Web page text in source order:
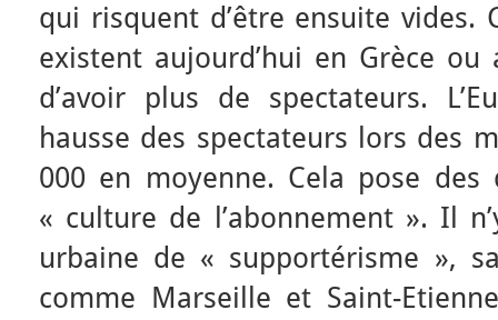
qui risquent d’être ensuite vides.
existent aujourd’hui en Grèce ou
d’avoir plus de spectateurs.
hausse des spectateurs lors des
000 en moyenne. Cela pose
« culture de l’abonnement ». Il
urbaine de « supportérisme »,
comme Marseille et Saint-